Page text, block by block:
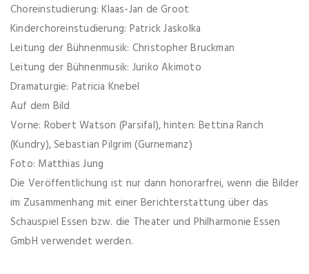
Choreinstudierung: Klaas-Jan de Groot
Kinderchoreinstudierung: Patrick Jaskolka
Leitung der Bühnenmusik: Christopher Bruckman
Leitung der Bühnenmusik: Juriko Akimoto
Dramaturgie: Patricia Knebel
Auf dem Bild
Vorne: Robert Watson (Parsifal), hinten: Bettina Ranch
(Kundry), Sebastian Pilgrim (Gurnemanz)
Foto: Matthias Jung
Die Veröffentlichung ist nur dann honorarfrei, wenn die Bilder
im Zusammenhang mit einer Berichterstattung über das
Schauspiel Essen bzw. die Theater und Philharmonie Essen
GmbH verwendet werden.